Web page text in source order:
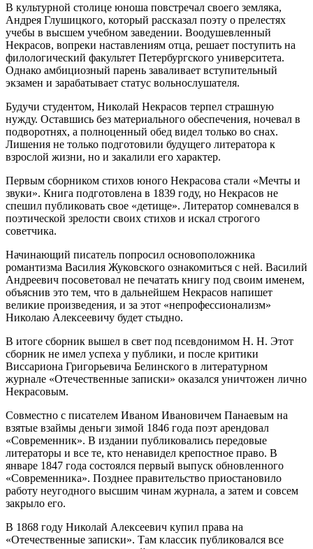
В культурной столице юноша повстречал своего земляка,
Андрея Глушицкого, который рассказал поэту о прелестях
учебы в высшем учебном заведении. Воодушевленный
Некрасов, вопреки наставлениям отца, решает поступить на
филологический факультет Петербургского университета.
Однако амбициозный парень заваливает вступительный
экзамен и зарабатывает статус вольнослушателя.
Будучи студентом, Николай Некрасов терпел страшную
нужду. Оставшись без материального обеспечения, ночевал в
подворотнях, а полноценный обед видел только во снах.
Лишения не только подготовили будущего литератора к
взрослой жизни, но и закалили его характер.
Первым сборником стихов юного Некрасова стали «Мечты и
звуки». Книга подготовлена в 1839 году, но Некрасов не
спешил публиковать свое «детище». Литератор сомневался в
поэтической зрелости своих стихов и искал строгого
советчика.
Начинающий писатель попросил основоположника
романтизма Василия Жуковского ознакомиться с ней. Василий
Андреевич посоветовал не печатать книгу под своим именем,
объяснив это тем, что в дальнейшем Некрасов напишет
великие произведения, и за этот «непрофессионализм»
Николаю Алексеевичу будет стыдно.
В итоге сборник вышел в свет под псевдонимом Н. Н. Этот
сборник не имел успеха у публики, и после критики
Виссариона Григорьевича Белинского в литературном
журнале «Отечественные записки» оказался уничтожен лично
Некрасовым.
Совместно с писателем Иваном Ивановичем Панаевым на
взятые взаймы деньги зимой 1846 года поэт арендовал
«Современник». В издании публиковались передовые
литераторы и все те, кто ненавидел крепостное право. В
январе 1847 года состоялся первый выпуск обновленного
«Современника». Позднее правительство приостановило
работу неугодного высшим чинам журнала, а затем и совсем
закрыло его.
В 1868 году Николай Алексеевич купил права на
«Отечественные записки». Там классик публиковался все